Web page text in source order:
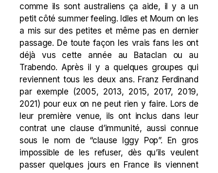
comme ils sont australiens ça aide, il y a un
petit côté summer feeling. Idles et Mourn on les
a mis sur des petites et même pas en dernier
passage. De toute façon les vrais fans les ont
déjà vus cette année au Bataclan ou au
Trabendo. Après il y a quelques groupes qui
reviennent tous les deux ans. Franz Ferdinand
par exemple (2005, 2013, 2015, 2017, 2019,
2021) pour eux on ne peut rien y faire. Lors de
leur première venue, ils ont inclus dans leur
contrat une clause d’immunité, aussi connue
sous le nom de “clause Iggy Pop”. En gros
impossible de les refuser, dès qu’ils veulent
passer quelques jours en France ils viennent